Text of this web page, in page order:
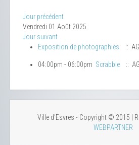
Jour précédent
Vendredi 01 Août 2025
Jour suivant
Exposition de photographies
::
04:00pm - 06:00pm Scrabble ::
Ville d'Esvres - Copyright © 2015 |
WEBPARTNER